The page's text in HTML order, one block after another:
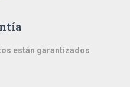
están garantizados